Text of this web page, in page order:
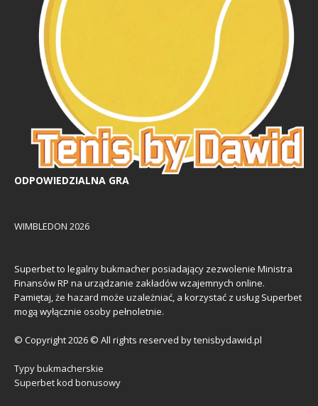
ODPOWIEDZIALNA GRA
WIMBLEDON 2026
Superbet to legalny bukmacher posiadający zezwolenie Ministra
Finansów RP na urządzanie zakładów wzajemnych online.
Pamiętaj, że hazard może uzależniać, a korzystać z usług Superbet
mogą wyłącznie osoby pełnoletnie.
© Copyright 2026 © All rights reserved by tenisbydawid.pl
Typy bukmacherskie
Superbet kod bonusowy